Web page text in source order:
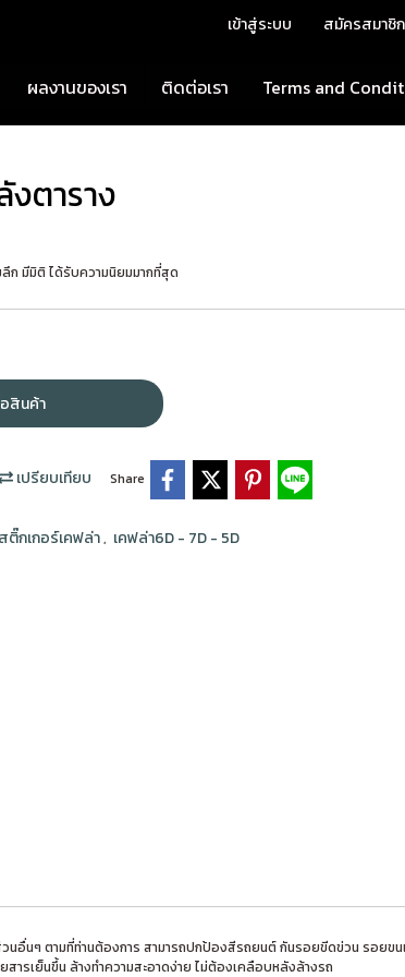
เข้าสู่ระบบ สมัครสมาชิก
ผลงานของเรา ติดต่อเรา Terms and
งตาราง
ลึก มีมิติ ได้รับความนิยมมากที่สุด
สินค้า
เปรียบเทียบ Share
สติ๊กเกอร์เคฟล่า, เคฟล่า6D - 7D - 5D
นอื่นๆ ตามที่ท่านต้องการ สามารถปกป้องสีรถยนต์ กันรอยขีดข่วน รอยข
รเย็นขึ้น ล้างทำความสะอาดง่าย ไม่ต้องเคลือบหลังล้างรถ